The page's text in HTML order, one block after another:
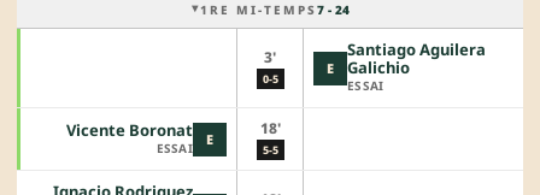
1RE MI-TEMPS 7 - 24
3'
0-5
E
Santiago Aguilera
Galichio
ESSAI
E
Vicente Boronat
ESSAI
18'
5-5